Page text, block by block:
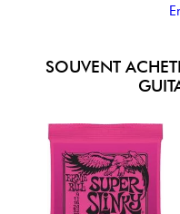
SOUVENT